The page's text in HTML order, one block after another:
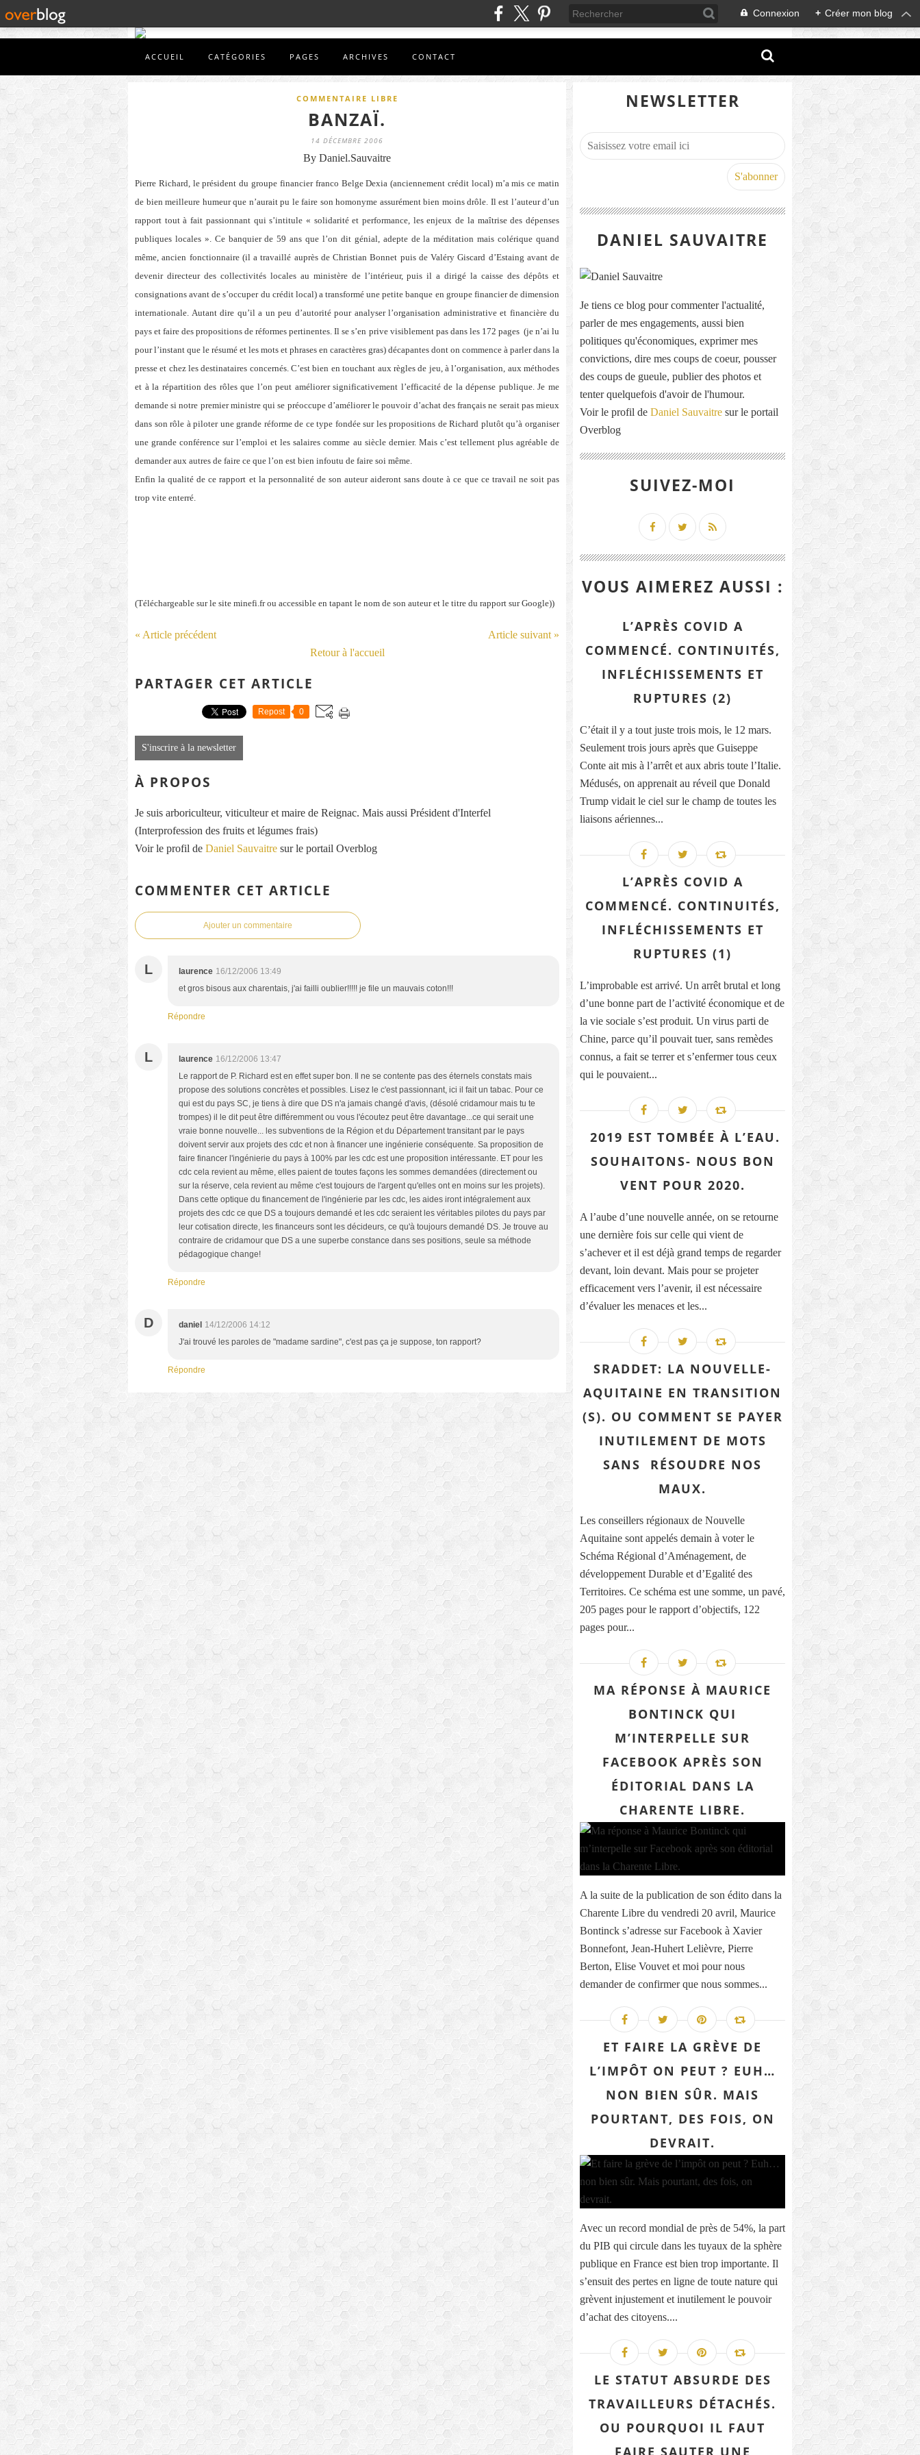
Connexion + Créer mon blog
ACCUEIL CATÉGORIES PAGES ARCHIVES CONTACT
COMMENTAIRE LIBRE
BANZAÏ.
14 DÉCEMBRE 2006
By Daniel.Sauvaitre
Pierre Richard, le président du groupe financier franco Belge Dexia (anciennement crédit local) m’a mis ce matin
de bien meilleure humeur que n’aurait pu le faire son homonyme assurément bien moins drôle. Il est l’auteur d’un
rapport tout à fait passionnant qui s’intitule « solidarité et performance, les enjeux de la maîtrise des dépenses
publiques locales ». Ce banquier de 59 ans que l’on dit génial, adepte de la méditation mais colérique quand
même, ancien fonctionnaire (il a travaillé auprès de Christian Bonnet puis de Valéry Giscard d’Estaing avant de
devenir directeur des collectivités locales au ministère de l’intérieur, puis il a dirigé la caisse des dépôts et
consignations avant de s’occuper du crédit local) a transformé une petite banque en groupe financier de dimension
internationale. Autant dire qu’il a un peu d’autorité pour analyser l’organisation administrative et financière du
pays et faire des propositions de réformes pertinentes. Il se s’en prive visiblement pas dans les 172 pages (je n’ai lu
pour l’instant que le résumé et les mots et phrases en caractères gras) décapantes dont on commence à parler dans la
presse et chez les destinataires concernés. C’est bien en touchant aux règles de jeu, à l’organisation, aux méthodes
et à la répartition des rôles que l’on peut améliorer significativement l’efficacité de la dépense publique. Je me
demande si notre premier ministre qui se préoccupe d’améliorer le pouvoir d’achat des français ne serait pas mieux
dans son rôle à piloter une grande réforme de ce type fondée sur les propositions de Richard plutôt qu’à organiser
une grande conférence sur l’emploi et les salaires comme au siècle dernier. Mais c’est tellement plus agréable de
demander aux autres de faire ce que l’on est bien infoutu de faire soi même.
Enfin la qualité de ce rapport et la personnalité de son auteur aideront sans doute à ce que ce travail ne soit pas
trop vite enterré.
(Téléchargeable sur le site minefi.fr ou accessible en tapant le nom de son auteur et le titre du rapport sur Google))
« Article précédent
Article suivant »
Retour à l'accueil
PARTAGER CET ARTICLE
Repost 0
S'inscrire à la newsletter
À PROPOS
Je suis arboriculteur, viticulteur et maire de Reignac. Mais aussi Président d'Interfel
(Interprofession des fruits et légumes frais)
Voir le profil de Daniel Sauvaitre sur le portail Overblog
COMMENTER CET ARTICLE
Ajouter un commentaire
L laurence 16/12/2006 13:49
et gros bisous aux charentais, j'ai failli oublier!!!!! je file un mauvais coton!!!
Répondre
L laurence 16/12/2006 13:47
Le rapport de P. Richard est en effet super bon. Il ne se contente pas des éternels constats mais
propose des solutions concrètes et possibles. Lisez le c'est passionnant, ici il fait un tabac. Pour ce
qui est du pays SC, je tiens à dire que DS n'a jamais changé d'avis, (désolé cridamour mais tu te
trompes) il le dit peut être différemment ou vous l'écoutez peut être davantage...ce qui serait une
vraie bonne nouvelle... les subventions de la Région et du Département transitant par le pays
doivent servir aux projets des cdc et non à financer une ingénierie conséquente. Sa proposition de
faire financer l'ingénierie du pays à 100% par les cdc est une proposition intéressante. ET pour les
cdc cela revient au même, elles paient de toutes façons les sommes demandées (directement ou
sur la réserve, cela revient au même c'est toujours de l'argent qu'elles ont en moins sur les projets).
Dans cette optique du financement de l'ingénierie par les cdc, les aides iront intégralement aux
projets des cdc ce que DS a toujours demandé et les cdc seraient les véritables pilotes du pays par
leur cotisation directe, les financeurs sont les décideurs, ce qu'à toujours demandé DS. Je trouve au
contraire de cridamour que DS a une superbe constance dans ses positions, seule sa méthode
pédagogique change!
Répondre
D daniel 14/12/2006 14:12
J'ai trouvé les paroles de "madame sardine", c'est pas ça je suppose, ton rapport?
Répondre
NEWSLETTER
DANIEL SAUVAITRE
Je tiens ce blog pour commenter l'actualité,
parler de mes engagements, aussi bien
politiques qu'économiques, exprimer mes
convictions, dire mes coups de coeur, pousser
des coups de gueule, publier des photos et
tenter quelquefois d'avoir de l'humour.
Voir le profil de Daniel Sauvaitre sur le portail
Overblog
SUIVEZ-MOI
VOUS AIMEREZ AUSSI :
L’APRÈS COVID A
COMMENCÉ. CONTINUITÉS,
INFLÉCHISSEMENTS ET
RUPTURES (2)
C’était il y a tout juste trois mois, le 12 mars.
Seulement trois jours après que Guiseppe
Conte ait mis à l’arrêt et aux abris toute l’Italie.
Médusés, on apprenait au réveil que Donald
Trump vidait le ciel sur le champ de toutes les
liaisons aériennes...
L’APRÈS COVID A
COMMENCÉ. CONTINUITÉS,
INFLÉCHISSEMENTS ET
RUPTURES (1)
L’improbable est arrivé. Un arrêt brutal et long
d’une bonne part de l’activité économique et de
la vie sociale s’est produit. Un virus parti de
Chine, parce qu’il pouvait tuer, sans remèdes
connus, a fait se terrer et s’enfermer tous ceux
qui le pouvaient...
2019 EST TOMBÉE À L’EAU.
SOUHAITONS- NOUS BON
VENT POUR 2020.
A l’aube d’une nouvelle année, on se retourne
une dernière fois sur celle qui vient de
s’achever et il est déjà grand temps de regarder
devant, loin devant. Mais pour se projeter
efficacement vers l’avenir, il est nécessaire
d’évaluer les menaces et les...
SRADDET: LA NOUVELLE-
AQUITAINE EN TRANSITION
(S). OU COMMENT SE PAYER
INUTILEMENT DE MOTS
SANS RÉSOUDRE NOS
MAUX.
Les conseillers régionaux de Nouvelle
Aquitaine sont appelés demain à voter le
Schéma Régional d’Aménagement, de
développement Durable et d’Egalité des
Territoires. Ce schéma est une somme, un pavé,
205 pages pour le rapport d’objectifs, 122
pages pour...
MA RÉPONSE À MAURICE
BONTINCK QUI
M’INTERPELLE SUR
FACEBOOK APRÈS SON
ÉDITORIAL DANS LA
CHARENTE LIBRE.
A la suite de la publication de son édito dans la
Charente Libre du vendredi 20 avril, Maurice
Bontinck s’adresse sur Facebook à Xavier
Bonnefont, Jean-Huhert Lelièvre, Pierre
Berton, Elise Vouvet et moi pour nous
demander de confirmer que nous sommes...
ET FAIRE LA GRÈVE DE
L’IMPÔT ON PEUT ? EUH…
NON BIEN SÛR. MAIS
POURTANT, DES FOIS, ON
DEVRAIT.
Avec un record mondial de près de 54%, la part
du PIB qui circule dans les tuyaux de la sphère
publique en France est bien trop importante. Il
s’ensuit des pertes en ligne de toute nature qui
grèvent injustement et inutilement le pouvoir
d’achat des citoyens....
LE STATUT ABSURDE DES
TRAVAILLEURS DÉTACHÉS.
OU POURQUOI IL FAUT
FAIRE SAUTER UNE